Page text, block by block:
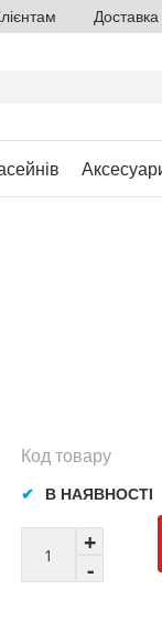
В НАЯВНОСТІ
Код товару